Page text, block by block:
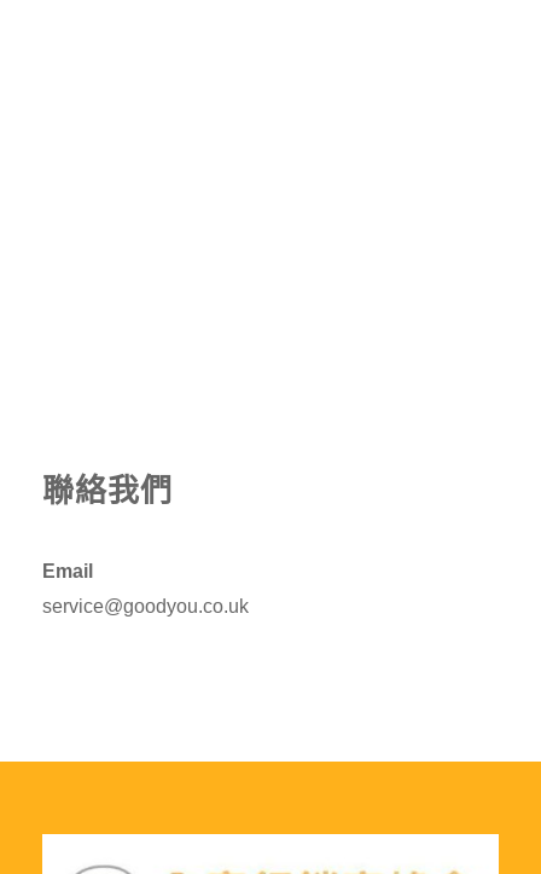
聯絡我們
Email
service@goodyou.co.uk